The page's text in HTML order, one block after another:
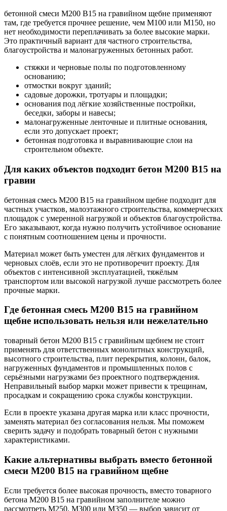
бетонной смеси М200 В15 на гравийном щебне применяют
там, где требуется прочнее решение, чем М100 или М150, но
нет необходимости переплачивать за более высокие марки.
Это практичный вариант для частного строительства,
благоустройства и малонагруженных бетонных работ.
стяжки и черновые полы по подготовленному
основанию;
отмостки вокруг зданий;
садовые дорожки, тротуары и площадки;
основания под лёгкие хозяйственные постройки,
беседки, заборы и навесы;
малонагруженные ленточные и плитные основания,
если это допускает проект;
бетонная подготовка и выравнивающие слои на
строительном объекте.
Для каких объектов подходит бетон М200 В15 на
гравии
бетонная смесь М200 В15 на гравийном щебне подходит для
частных участков, малоэтажного строительства, коммерческих
площадок с умеренной нагрузкой и объектов благоустройства.
Его заказывают, когда нужно получить устойчивое основание
с понятным соотношением цены и прочности.
Материал может быть уместен для лёгких фундаментов и
черновых слоёв, если это не противоречит проекту. Для
объектов с интенсивной эксплуатацией, тяжёлым
транспортом или высокой нагрузкой лучше рассмотреть более
прочные марки.
Где бетонная смесь М200 В15 на гравийном
щебне использовать нельзя или нежелательно
товарный бетон М200 В15 с гравийным щебнем не стоит
применять для ответственных монолитных конструкций,
высотного строительства, плит перекрытия, колонн, балок,
нагруженных фундаментов и промышленных полов с
серьёзными нагрузками без проектного подтверждения.
Неправильный выбор марки может привести к трещинам,
просадкам и сокращению срока службы конструкции.
Если в проекте указана другая марка или класс прочности,
заменять материал без согласования нельзя. Мы поможем
сверить задачу и подобрать товарный бетон с нужными
характеристиками.
Какие альтернативы выбрать вместо бетонной
смеси М200 В15 на гравийном щебне
Если требуется более высокая прочность, вместо товарного
бетона М200 В15 на гравийном заполнителе можно
рассмотреть М250, М300 или М350 — выбор зависит от